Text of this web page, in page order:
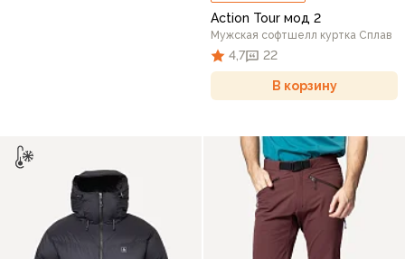
Action Tour мод 2
Мужская софтшелл куртка Сплав
4,7 22
В корзину